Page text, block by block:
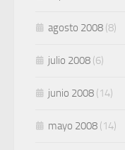
agosto 2008 (8)
julio 2008 (6)
junio 2008 (14)
mayo 2008 (14)